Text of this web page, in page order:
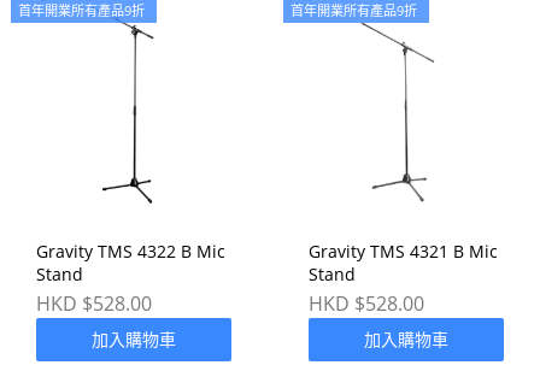
首年開業所有產品9折
Gravity TMS 4322 B Mic
Stand
HKD $528.00
加入購物車
首年開業所有產品9折
Gravity TMS 4321 B Mic
Stand
HKD $528.00
加入購物車